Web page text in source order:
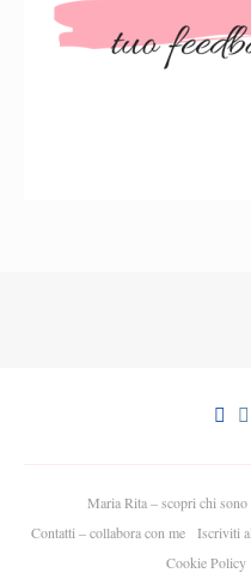
Maria Rita – scopri chi sono
Contatti – collabora con me
Iscriviti
Cookie Policy